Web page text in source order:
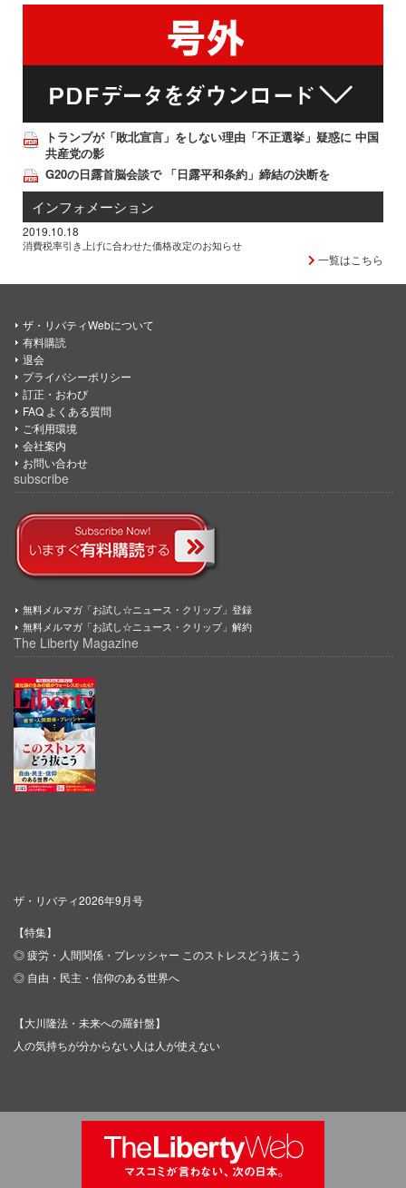
トランプが「敗北宣言」をしない理由「不正選挙」疑惑に 中国
共産党の影
G20の日露首脳会談で 「日露平和条約」締結の決断を
インフォメーション
2019.10.18
消費税率引き上げに合わせた価格改定のお知らせ
一覧はこちら
ザ・リバティWebについて
有料購読
退会
プライバシーポリシー
訂正・おわび
FAQ よくある質問
ご利用環境
会社案内
お問い合わせ
subscribe
無料メルマガ「お試し☆ニュース・クリップ」登録
無料メルマガ「お試し☆ニュース・クリップ」解約
The Liberty Magazine
ザ・リバティ2026年9月号
【特集】
◎ 疲労・人間関係・プレッシャー このストレスどう抜こう
◎ 自由・民主・信仰のある世界へ
【大川隆法・未来への羅針盤】
人の気持ちが分からない人は人が使えない